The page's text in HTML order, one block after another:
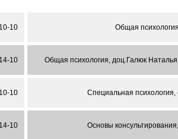
10-10 Общая
14-10 Общая психология, доц.Галюк
10-10 Специальная
14-10 Основы